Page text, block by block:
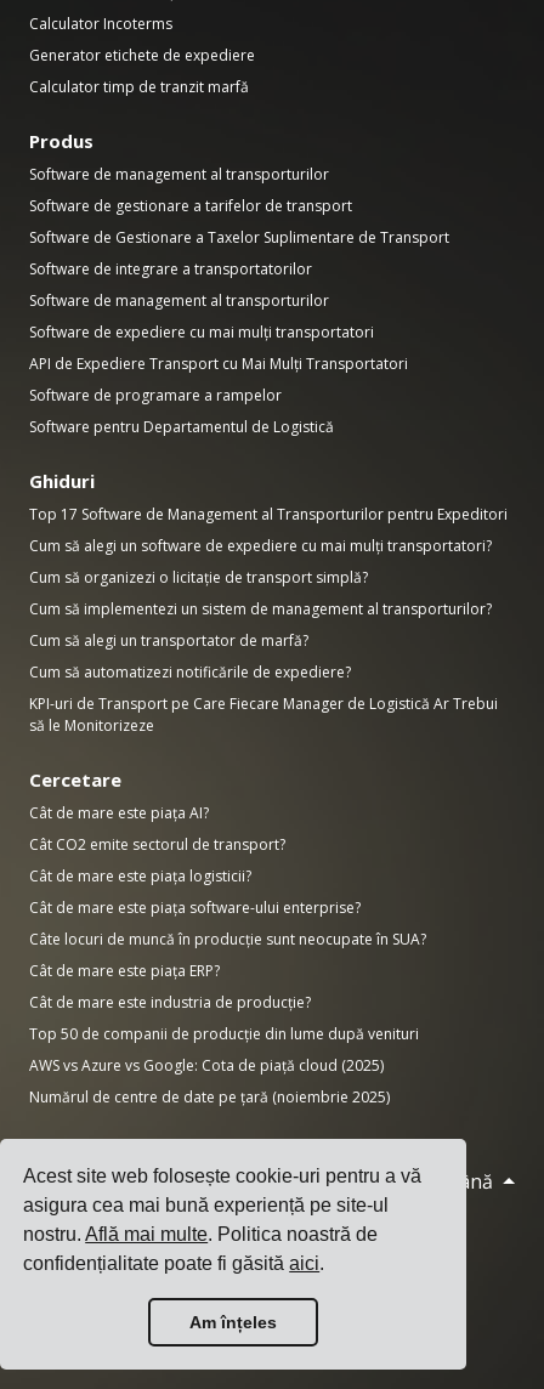
Acest site web folosește cookie-uri pentru a vă
asigura cea mai bună experiență pe site-ul
nostru.Află mai multe. Politica noastră de
confidențialitate poate fi găsităaici.
Am înțeles
Calculator Incoterms
Generator etichete de expediere
Calculator timp de tranzit marfă
Produs
Software de management al transporturilor
Software de gestionare a tarifelor de transport
Software de Gestionare a Taxelor Suplimentare de Transport
Software de integrare a transportatorilor
Software de management al transporturilor
Software de expediere cu mai mulți transportatori
API de Expediere Transport cu Mai Mulți Transportatori
Software de programare a rampelor
Software pentru Departamentul de Logistică
Ghiduri
Top 17 Software de Management al Transporturilor pentru Expeditori
Cum să alegi un software de expediere cu mai mulți transportatori?
Cum să organizezi o licitație de transport simplă?
Cum să implementezi un sistem de management al transporturilor?
Cum să alegi un transportator de marfă?
Cum să automatizezi notificările de expediere?
KPI-uri de Transport pe Care Fiecare Manager de Logistică Ar Trebui
să le Monitorizeze
Cercetare
Cât de mare este piața AI?
Cât CO2 emite sectorul de transport?
Cât de mare este piața logisticii?
Cât de mare este piața software-ului enterprise?
Câte locuri de muncă în producție sunt neocupate în SUA?
Cât de mare este piața ERP?
Cât de mare este industria de producție?
Top 50 de companii de producție din lume după venituri
AWS vs Azure vs Google: Cota de piață cloud (2025)
Numărul de centre de date pe țară (noiembrie 2025)
© 2026 Cargoson.com Română
Înregistrat ca Cargoson OÜ în Estonia. Nr.
înreg.: 14545832. TVA: EE102137680.
Sediu: Pärnu mnt. 141, 11314 Tallinn, Estonia
·hello@cargoson.com